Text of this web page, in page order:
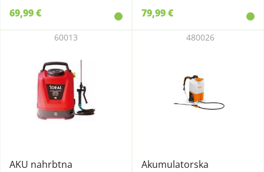
69,99 € 79,99 €
AKU nahrbtna
60013
Akumulatorska
480026